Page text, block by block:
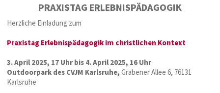
PRAXISTAG ERLEBNISPÄDAGOGIK
Herzliche Einladung zum
Praxistag Erlebnispädagogik im christlichen Kontext
3. April 2025, 17 Uhr bis 4. April 2025, 16 Uhr
Outdoorpark des CVJM Karlsruhe,Grabener Allee 6, 76131
Karlsruhe